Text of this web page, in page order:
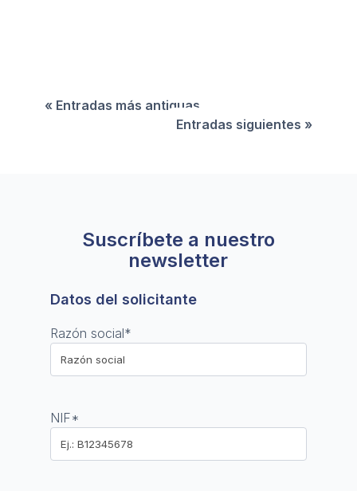
« Entradas más antiguas
Entradas siguientes »
Suscríbete a nuestro
newsletter
Datos del solicitante
Razón social*
NIF*